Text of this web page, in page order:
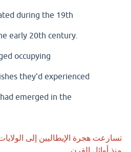
during the 19th
early 20th century.
occupying
they'd experienced
emerged in the
منذ أوائل القرن